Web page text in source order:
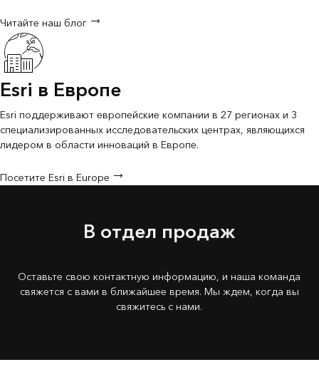
Читайте наш блог
Esri в Европе
Esri поддерживают европейские компании в 27 регионах и 3
специализированных исследовательских центрах, являющихся
лидером в области инноваций в Европе.
Посетите Esri в Europe
В отдел продаж
Оставьте свою контактную информацию, и наша команда
свяжется с вами в ближайшее время. Мы ждем, когда вы
свяжитесь с нами.